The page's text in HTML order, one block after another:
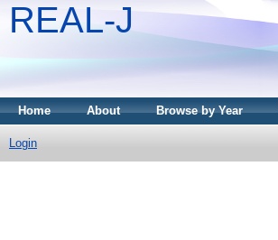
REAL-J
Home About Browse by Year
Login